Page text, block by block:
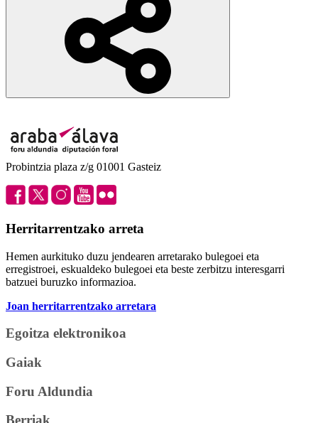
Probintzia plaza z/g 01001 Gasteiz
Herritarrentzako arreta
Hemen aurkituko duzu jendearen arretarako bulegoei eta
erregistroei, eskualdeko bulegoei eta beste zerbitzu interesgarri
batzuei buruzko informazioa.
Joan herritarrentzako arretara
Egoitza elektronikoa
Gaiak
Foru Aldundia